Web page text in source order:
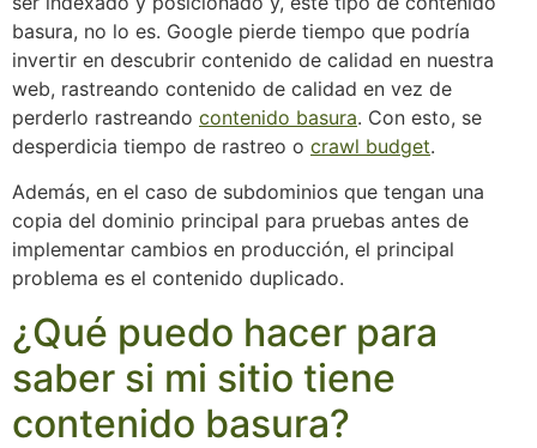
basura, no lo es. Google pierde tiempo que podría
invertir en descubrir contenido de calidad en nuestra
web, rastreando contenido de calidad en vez de
perderlo rastreando contenido basura. Con esto, se
desperdicia tiempo de rastreo o crawl budget.
Además, en el caso de subdominios que tengan una
copia del dominio principal para pruebas antes de
implementar cambios en producción, el principal
problema es el contenido duplicado.
¿Qué puedo hacer para
saber si mi sitio tiene
contenido basura?